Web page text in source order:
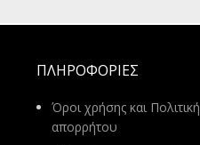
ΠΛΗΡΟΦΟΡΊΕΣ
Όροι χρήσης και Πολιτική
απορρήτου